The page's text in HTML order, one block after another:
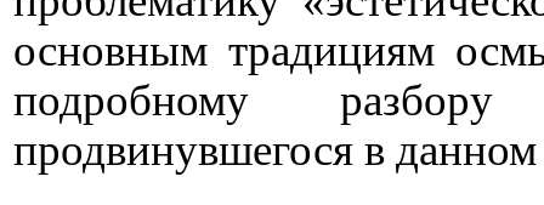
основным традициям
подробному разбору
продвинувшегося в